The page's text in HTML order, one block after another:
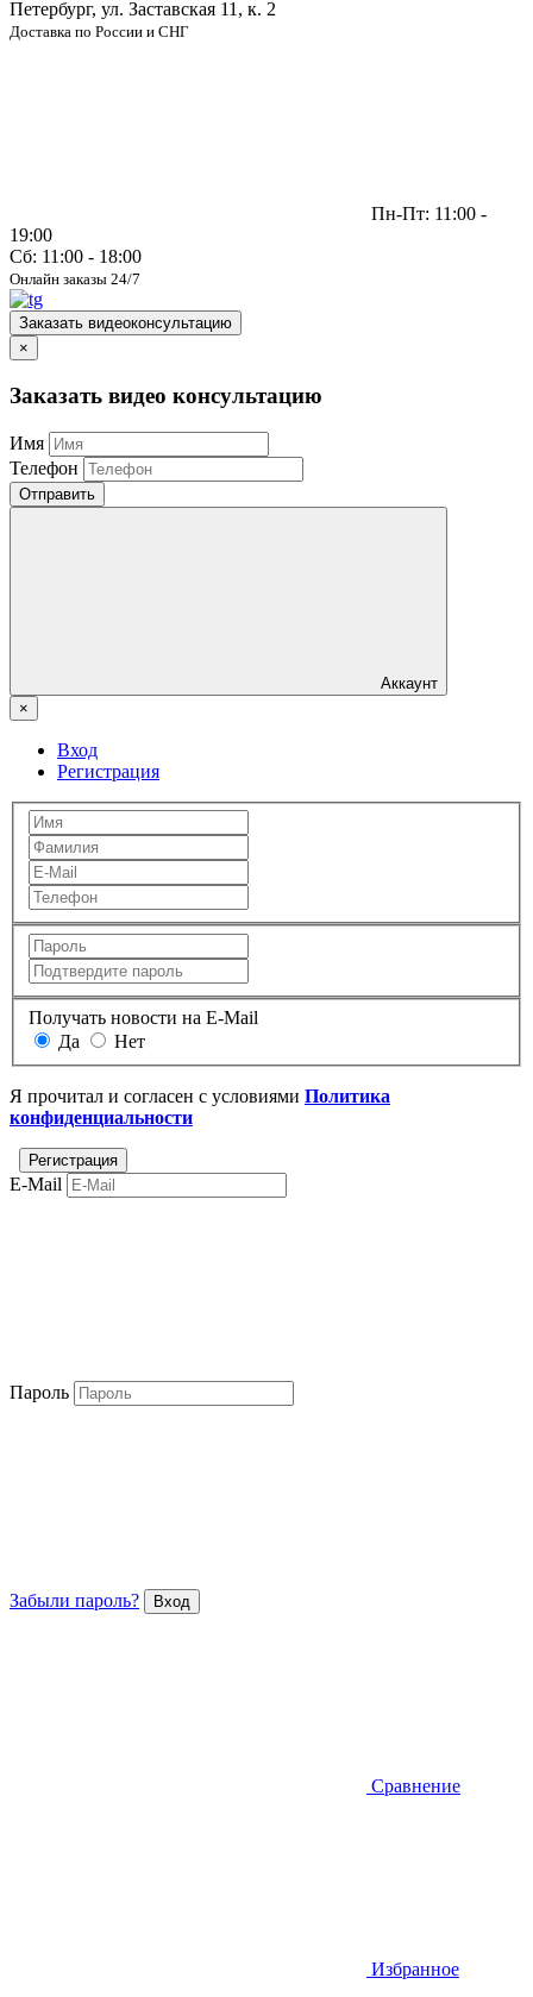
Петербург, ул. Заставская 11, к. 2
Доставка по России и СНГ
Пн-Пт: 11:00 -
19:00
Сб: 11:00 - 18:00
Онлайн заказы 24/7
Заказать видеоконсультацию
×
Заказать видео консультацию
Имя
Телефон
Отправить
Аккаунт
×
Вход
Регистрация
Получать новости на E-Mail
Да
Нет
Я прочитал и согласен с условиями Политика
конфиденциальности
E-Mail
Пароль
Забыли пароль?
Сравнение
Избранное